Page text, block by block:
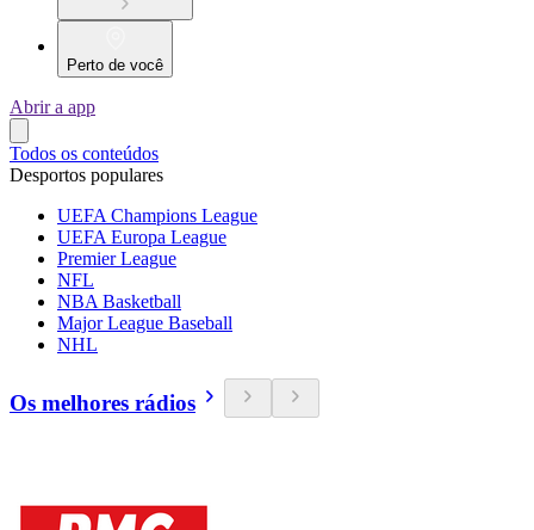
Perto de você
Abrir a app
Todos os conteúdos
Desportos populares
UEFA Champions League
UEFA Europa League
Premier League
NFL
NBA Basketball
Major League Baseball
NHL
Os melhores rádios